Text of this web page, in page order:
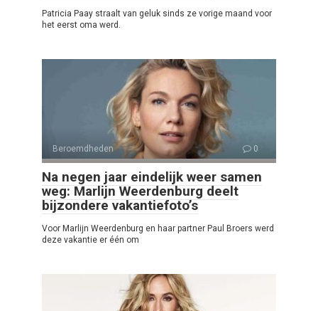
Patricia Paay straalt van geluk sinds ze vorige maand voor
het eerst oma werd.
Beroemdheden 0
Na negen jaar eindelijk weer samen
weg: Marlijn Weerdenburg deelt
bijzondere vakantiefoto’s
Voor Marlijn Weerdenburg en haar partner Paul Broers werd
deze vakantie er één om